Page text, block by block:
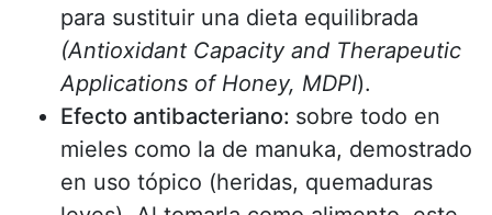
para sustituir una dieta equilibrada
(Antioxidant Capacity and Therapeutic
Applications of Honey, MDPI).
Efecto antibacteriano: sobre todo en
mieles como la de manuka, demostrado
en uso tópico (heridas, quemaduras